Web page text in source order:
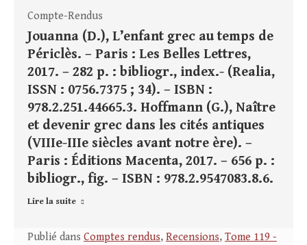
Compte-Rendus
Jouanna (D.), L’enfant grec au temps de
Périclès. – Paris : Les Belles Lettres,
2017. – 282 p. : bibliogr., index.- (Realia,
ISSN : 0756.7375 ; 34). – ISBN :
978.2.251.44665.3. Hoffmann (G.), Naître
et devenir grec dans les cités antiques
(VIIIe-IIIe siècles avant notre ère). –
Paris : Éditions Macenta, 2017. – 656 p. :
bibliogr., fig. – ISBN : 978.2.9547083.8.6.
Lire la suite
Publié dans Comptes rendus, Recensions, Tome 119 -